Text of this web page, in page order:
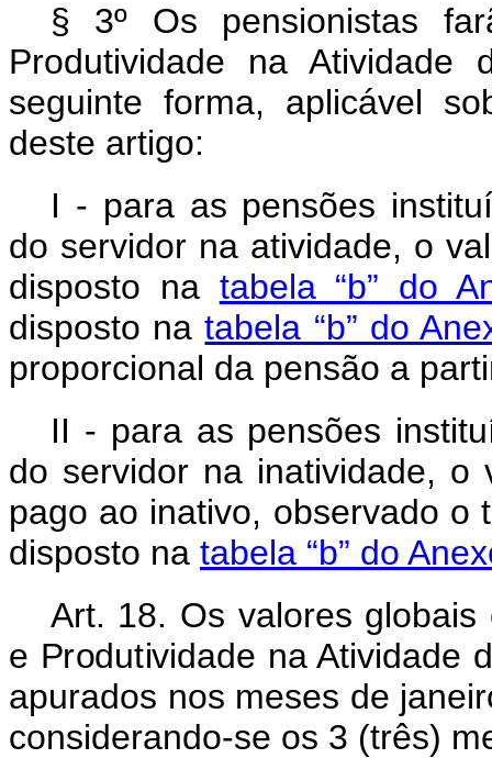
§ 3º Os pensionistas
Produtividade na Atividade
seguinte forma, aplicável
deste artigo:
I - para as pensões
do servidor na atividade, o
disposto na tabela “b” do
disposto natabela “b” do
proporcional da pensão a
II - para as pensões
do servidor na inatividade,
pago ao inativo, observado o
disposto na tabela “b” do
Art. 18. Os valores
e Produtividade na Atividade
apurados nos meses de
considerando-se os 3 (três)